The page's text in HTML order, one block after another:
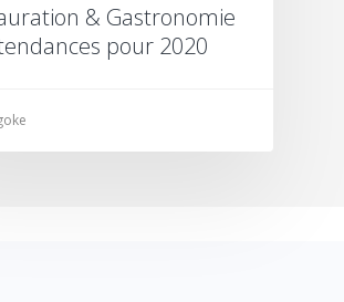
& Gastronomie
pour 2020